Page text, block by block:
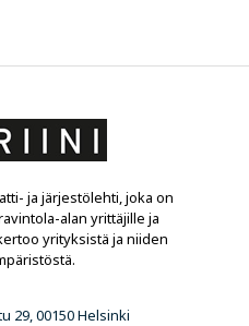
ja järjestölehti, joka on
alan yrittäjille ja
yrityksistä ja niiden
29, 00150 Helsinki